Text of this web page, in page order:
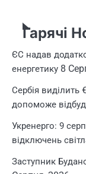
Гарячі
ЄС надав
енергетику 8
Сербія виділить
допоможе
Укренерго: 9
відключень
Заступник